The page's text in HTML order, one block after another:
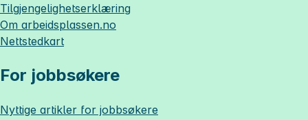
Tilgjengelighetserklæring
Om arbeidsplassen.no
Nettstedkart
For jobbsøkere
Nyttige artikler for jobbsøkere